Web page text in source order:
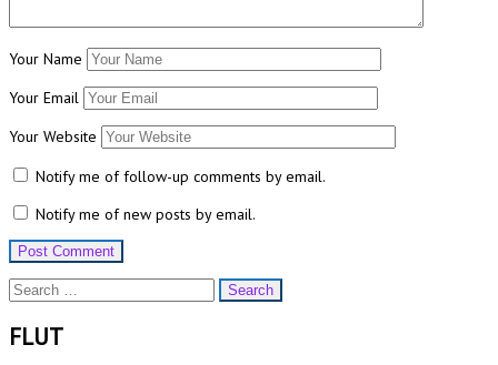
Your Name
Your Email
Your Website
Notify me of follow-up comments by email.
Notify me of new posts by email.
Search
for:
FLUT